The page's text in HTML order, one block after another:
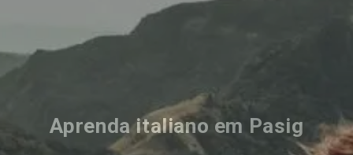
Aprenda italiano em Pasig